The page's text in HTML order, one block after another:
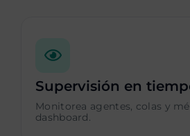
Supervisión en
Monitorea agentes, colas y
dashboard.